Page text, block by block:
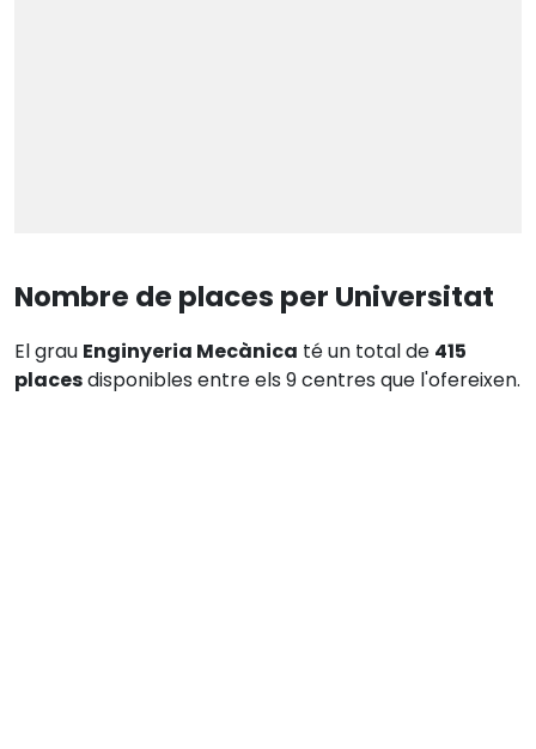
Nombre de places per Universitat
El grau Enginyeria Mecànica té un total de 415
placesdisponibles entre els 9 centres que l'ofereixen.